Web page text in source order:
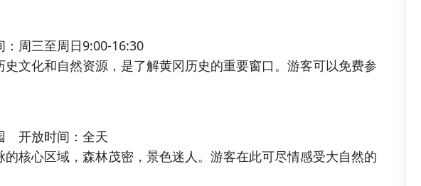
周三至周日9:00-16:30
文化和自然资源，是了解黄冈历史的重要窗口。游客可以免费参
开放时间：全天
核心区域，森林茂密，景色迷人。游客在此可尽情感受大自然的